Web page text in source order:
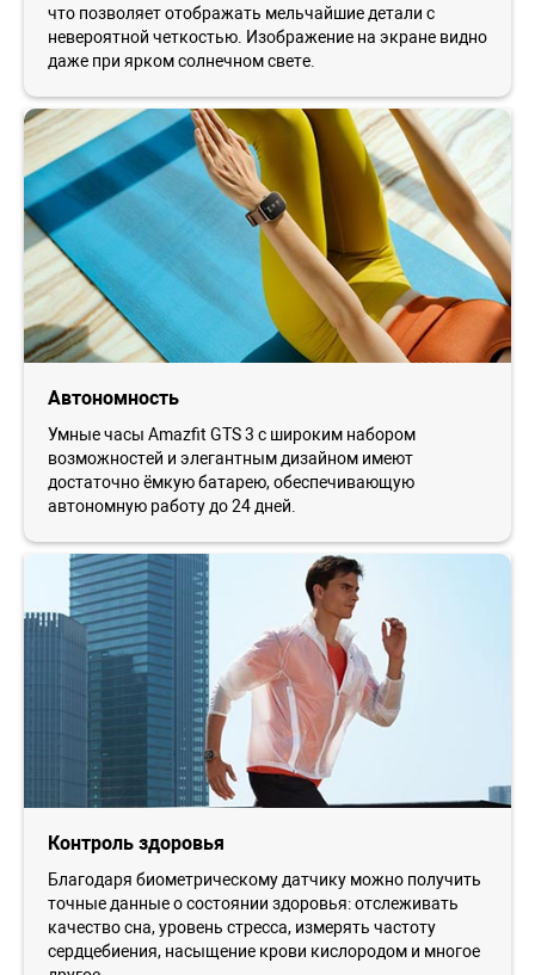
что позволяет отображать мельчайшие детали с
невероятной четкостью. Изображение на экране видно
даже при ярком солнечном свете.
Автономность
Умные часы Amazfit GTS 3 с широким набором
возможностей и элегантным дизайном имеют
достаточно ёмкую батарею, обеспечивающую
автономную работу до 24 дней.
Контроль здоровья
Благодаря биометрическому датчику можно получить
точные данные о состоянии здоровья: отслеживать
качество сна, уровень стресса, измерять частоту
сердцебиения, насыщение крови кислородом и многое